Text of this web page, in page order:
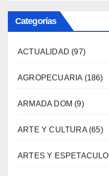
Categorías
ACTUALIDAD (97)
AGROPECUARIA (186)
ARMADA DOM (9)
ARTE Y CULTURA(65)
ARTES Y ESPETACULO